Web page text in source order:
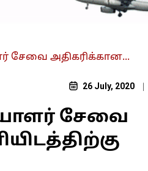
சேவை அதிகரிக்கான...
26 July, 2020
சேவை